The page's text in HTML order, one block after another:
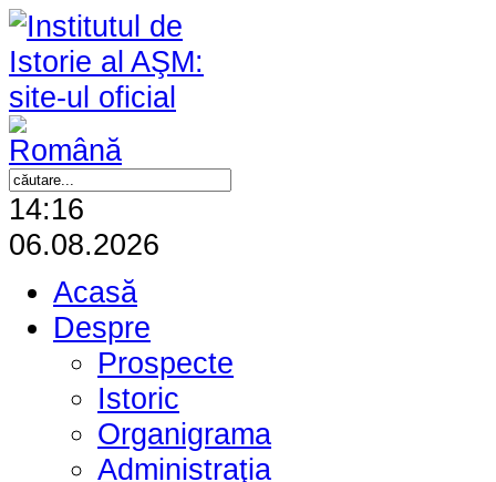
14:16
06.08.2026
Acasă
Despre
Prospecte
Istoric
Organigrama
Administraţia